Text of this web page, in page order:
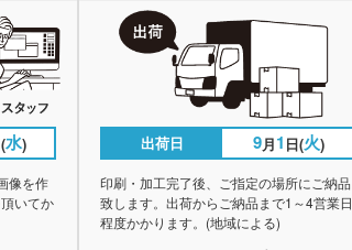
水)
像を作
いてか
出荷日 9月1 日(火)
印刷・加工完了後、ご指定の場所にご納品
致します。出荷からご納品まで1～4営業日
程度かかります。(地域による)